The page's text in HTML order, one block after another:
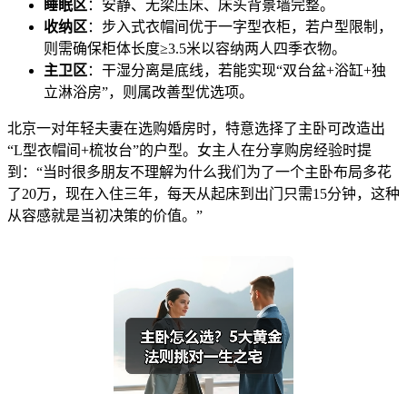
睡眠区 ：安静、无梁压床、床头背景墙完整。
收纳区 ：步入式衣帽间优于一字型衣柜，若户型限制，
则需确保柜体长度≥3.5米以容纳两人四季衣物。
主卫区 ：干湿分离是底线，若能实现“双台盆+浴缸+独
立淋浴房”，则属改善型优选项。
北京一对年轻夫妻在选购婚房时，特意选择了主卧可改造出
“L型衣帽间+梳妆台”的户型。女主人在分享购房经验时提
到：“当时很多朋友不理解为什么我们为了一个主卧布局多花
了20万，现在入住三年，每天从起床到出门只需15分钟，这种
从容感就是当初决策的价值。”